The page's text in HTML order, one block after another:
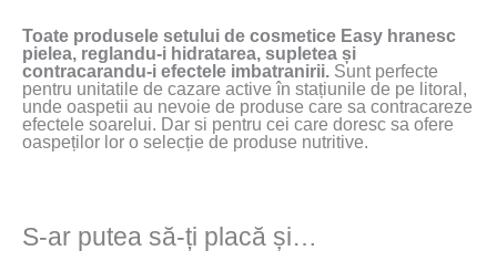
Toate produsele setului de cosmetice Easy hranesc
pielea, reglandu-i hidratarea, supletea și
contracarandu-i efectele imbatranirii. Sunt perfecte
pentru unitatile de cazare active în stațiunile de pe litoral,
unde oaspetii au nevoie de produse care sa contracareze
efectele soarelui. Dar si pentru cei care doresc sa ofere
oaspeților lor o selecție de produse nutritive.
S-ar putea să-ți placă și…